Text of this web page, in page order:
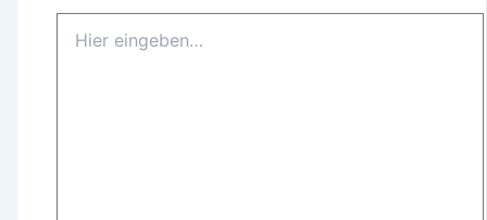
eingeben…